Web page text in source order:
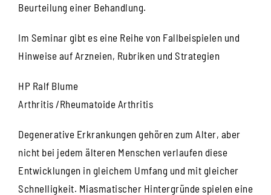
Beurteilung einer Behandlung.
Im Seminar gibt es eine Reihe von Fallbeispielen und
Hinweise auf Arzneien, Rubriken und Strategien
HP Ralf Blume
Arthritis /Rheumatoide Arthritis
Degenerative Erkrankungen gehören zum Alter, aber
nicht bei jedem älteren Menschen verlaufen diese
Entwicklungen in gleichem Umfang und mit gleicher
Schnelligkeit. Miasmatischer Hintergründe spielen eine